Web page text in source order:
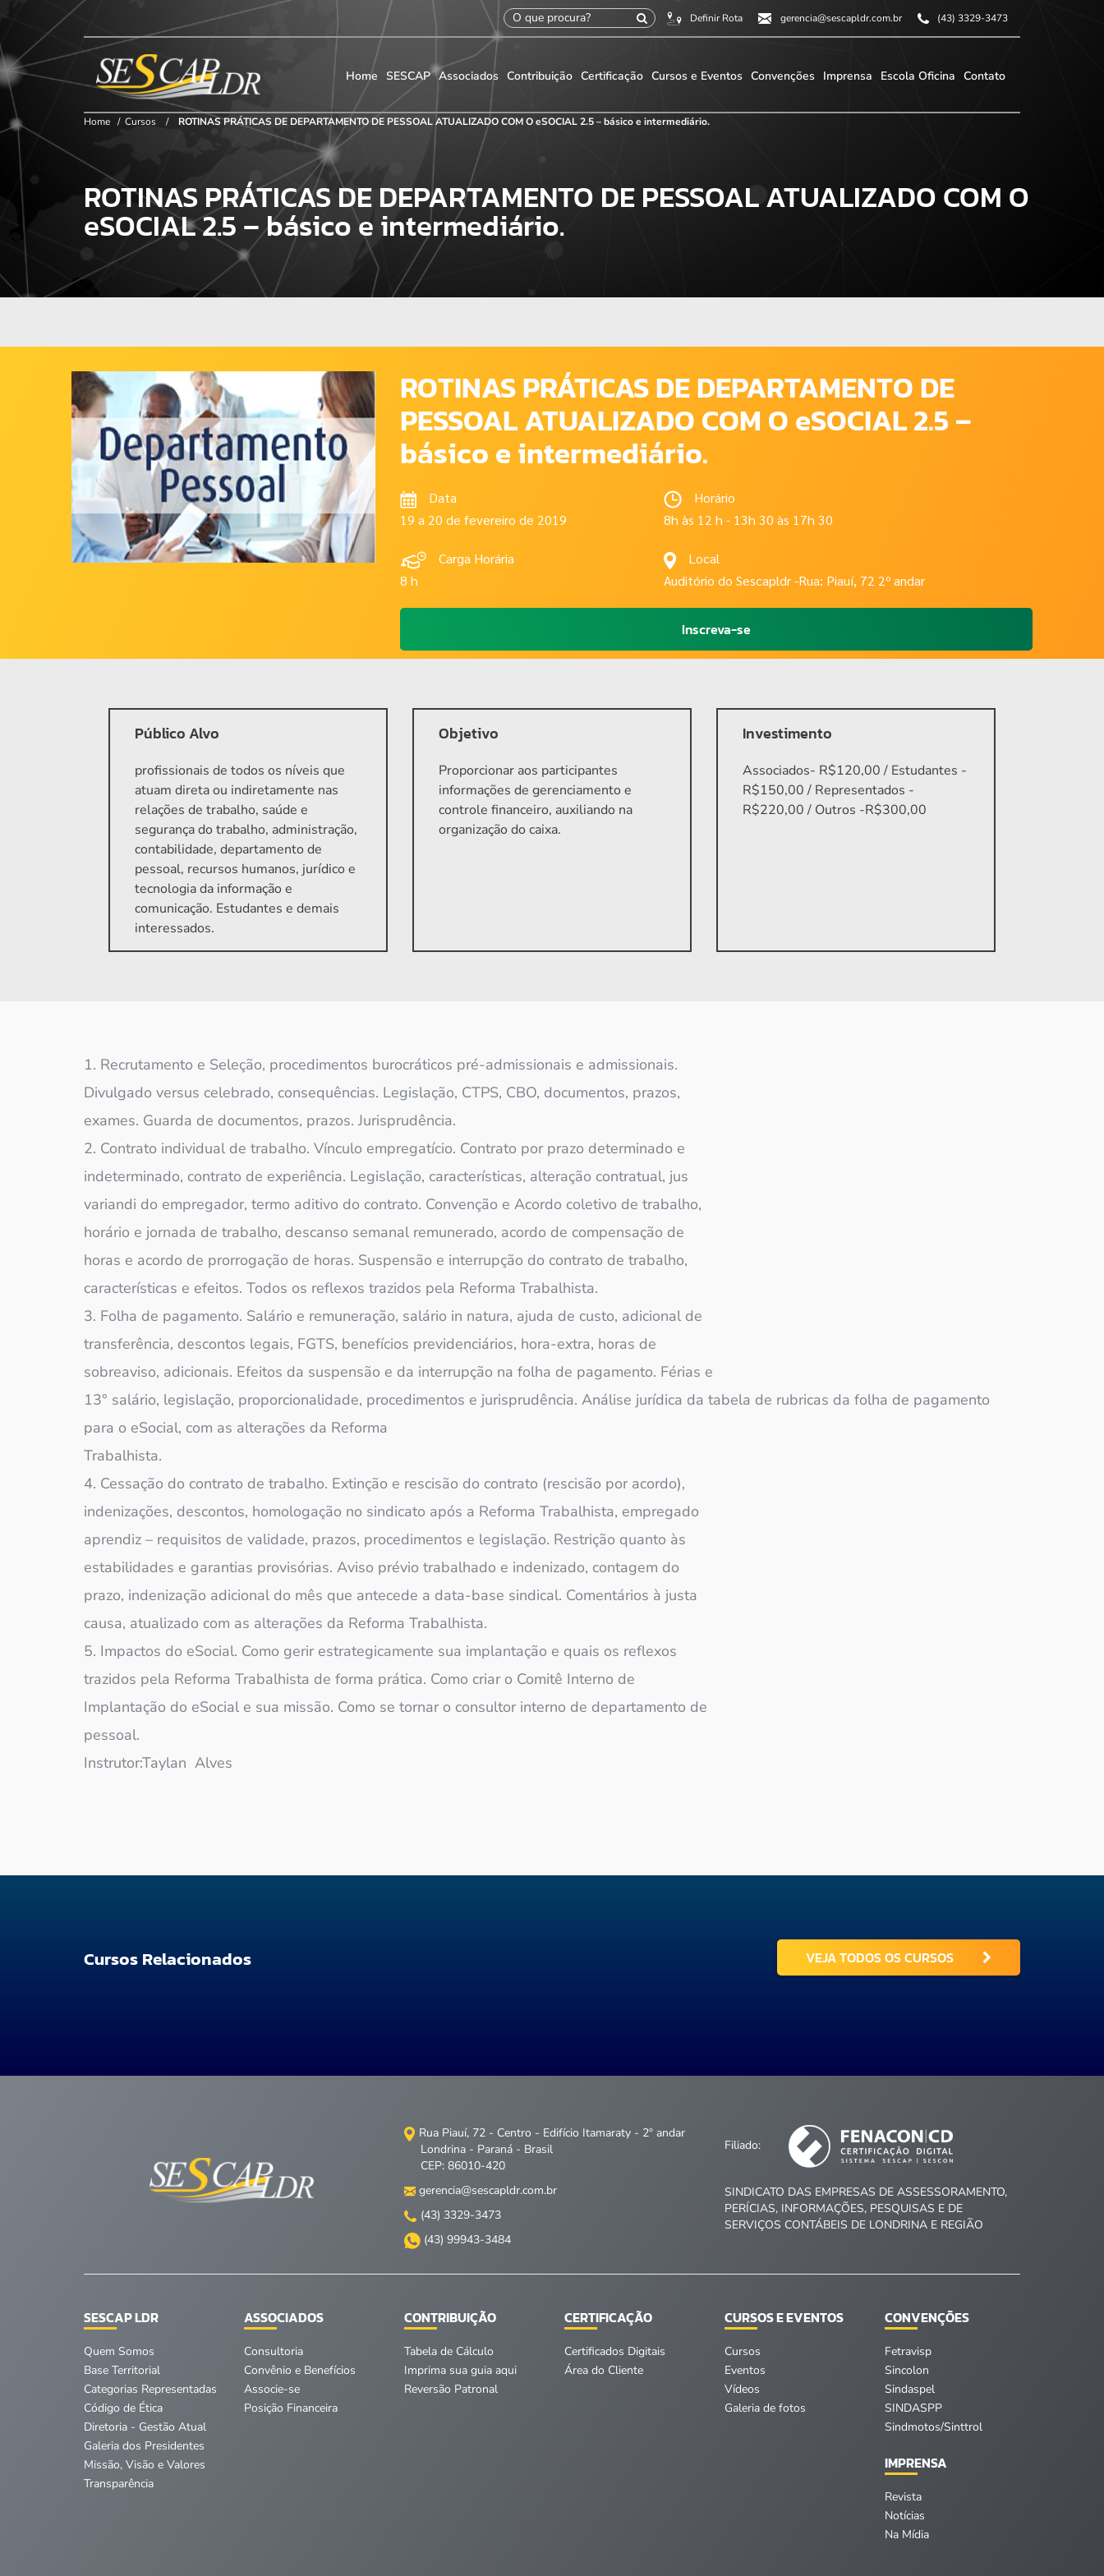
Definir Rota gerencia@sescapldr.com.br (43) 3329-3473
Home SESCAP Associados Contribuição Certificação Cursos e Eventos Convenções Imprensa Escola Oficina Contato
×
Início
SESCAP
Associados
Contribuição
Certificação
Cursos e Eventos
Convenções
Imprensa
Contato
Home / Cursos / ROTINAS PRÁTICAS DE DEPARTAMENTO DE PESSOAL ATUALIZADO COM O eSOCIAL 2.5 – básico e intermediário.
ROTINAS PRÁTICAS DE DEPARTAMENTO DE PESSOAL ATUALIZADO COM O
eSOCIAL 2.5 – básico e intermediário.
ROTINAS PRÁTICAS DE DEPARTAMENTO DE
PESSOAL ATUALIZADO COM O eSOCIAL 2.5 –
básico e intermediário.
Data
19 a 20 de fevereiro de 2019
Horário
8h às 12 h - 13h 30 às 17h 30
Carga Horária
8 h
Local
Auditório do Sescapldr -Rua: Piauí, 72 2º andar
Inscreva-se
Público Alvo
profissionais de todos os níveis que
atuam direta ou indiretamente nas
relações de trabalho, saúde e
segurança do trabalho, administração,
contabilidade, departamento de
pessoal, recursos humanos, jurídico e
tecnologia da informação e
comunicação. Estudantes e demais
interessados.
Objetivo
Proporcionar aos participantes
informações de gerenciamento e
controle financeiro, auxiliando na
organização do caixa.
Investimento
Associados- R$120,00 / Estudantes -
R$150,00 / Representados -
R$220,00 / Outros -R$300,00
1. Recrutamento e Seleção, procedimentos burocráticos pré-admissionais e admissionais.
Divulgado versus celebrado, consequências. Legislação, CTPS, CBO, documentos, prazos,
exames. Guarda de documentos, prazos. Jurisprudência.
2. Contrato individual de trabalho. Vínculo empregatício. Contrato por prazo determinado e
indeterminado, contrato de experiência. Legislação, características, alteração contratual, jus
variandi do empregador, termo aditivo do contrato. Convenção e Acordo coletivo de trabalho,
horário e jornada de trabalho, descanso semanal remunerado, acordo de compensação de
horas e acordo de prorrogação de horas. Suspensão e interrupção do contrato de trabalho,
características e efeitos. Todos os reflexos trazidos pela Reforma Trabalhista.
3. Folha de pagamento. Salário e remuneração, salário in natura, ajuda de custo, adicional de
transferência, descontos legais, FGTS, benefícios previdenciários, hora-extra, horas de
sobreaviso, adicionais. Efeitos da suspensão e da interrupção na folha de pagamento. Férias e
13° salário, legislação, proporcionalidade, procedimentos e jurisprudência. Análise jurídica da tabela de rubricas da folha de pagamento
para o eSocial, com as alterações da Reforma
Trabalhista.
4. Cessação do contrato de trabalho. Extinção e rescisão do contrato (rescisão por acordo),
indenizações, descontos, homologação no sindicato após a Reforma Trabalhista, empregado
aprendiz – requisitos de validade, prazos, procedimentos e legislação. Restrição quanto às
estabilidades e garantias provisórias. Aviso prévio trabalhado e indenizado, contagem do
prazo, indenização adicional do mês que antecede a data-base sindical. Comentários à justa
causa, atualizado com as alterações da Reforma Trabalhista.
5. Impactos do eSocial. Como gerir estrategicamente sua implantação e quais os reflexos
trazidos pela Reforma Trabalhista de forma prática. Como criar o Comitê Interno de
Implantação do eSocial e sua missão. Como se tornar o consultor interno de departamento de
pessoal.
Instrutor:Taylan Alves
Cursos Relacionados VEJA TODOS OS CURSOS
Rua Piauí, 72 - Centro - Edifício Itamaraty - 2º andar
Londrina - Paraná - Brasil
CEP: 86010-420
gerencia@sescapldr.com.br
(43) 3329-3473
(43) 99943-3484
Filiado:
SINDICATO DAS EMPRESAS DE ASSESSORAMENTO,
PERÍCIAS, INFORMAÇÕES, PESQUISAS E DE
SERVIÇOS CONTÁBEIS DE LONDRINA E REGIÃO
SESCAP LDR
Quem Somos
Base Territorial
Categorias Representadas
Código de Ética
Diretoria - Gestão Atual
Galeria dos Presidentes
Missão, Visão e Valores
Transparência
ASSOCIADOS
Consultoria
Convênio e Benefícios
Associe-se
Posição Financeira
CONTRIBUIÇÃO
Tabela de Cálculo
Imprima sua guia aqui
Reversão Patronal
CERTIFICAÇÃO
Certificados Digitais
Área do Cliente
CURSOS E EVENTOS
Cursos
Eventos
Vídeos
Galeria de fotos
CONVENÇÕES
Fetravisp
Sincolon
Sindaspel
SINDASPP
Sindmotos/Sinttrol
IMPRENSA
Revista
Notícias
Na Mídia